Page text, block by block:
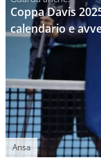
Coppa Davis
calendario e
Ansa